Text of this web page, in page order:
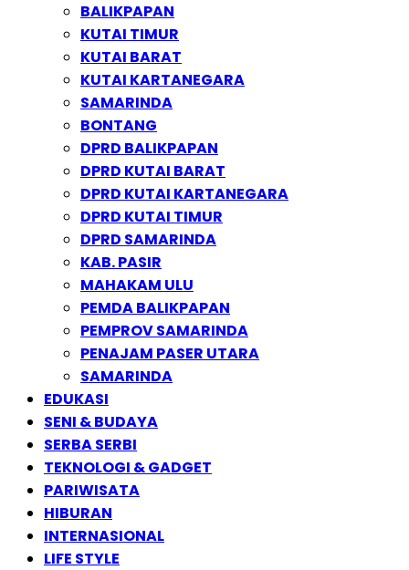
BALIKPAPAN
KUTAI TIMUR
KUTAI BARAT
KUTAI KARTANEGARA
SAMARINDA
BONTANG
DPRD BALIKPAPAN
DPRD KUTAI BARAT
DPRD KUTAI KARTANEGARA
DPRD KUTAI TIMUR
DPRD SAMARINDA
KAB. PASIR
MAHAKAM ULU
PEMDA BALIKPAPAN
PEMPROV SAMARINDA
PENAJAM PASER UTARA
SAMARINDA
EDUKASI
SENI & BUDAYA
SERBA SERBI
TEKNOLOGI & GADGET
PARIWISATA
HIBURAN
INTERNASIONAL
LIFE STYLE